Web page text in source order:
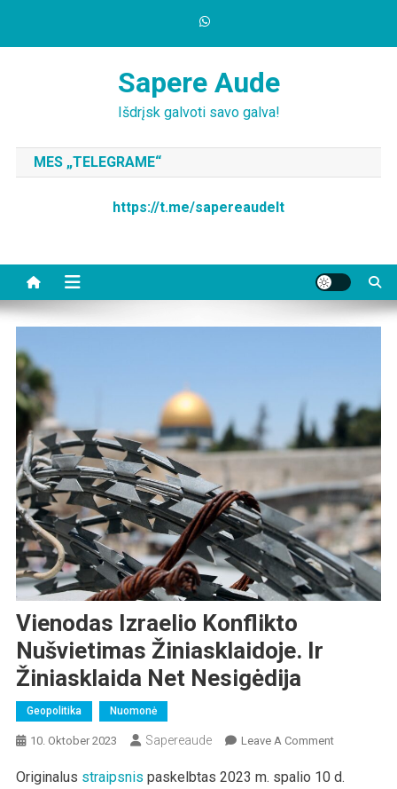
Sapere Aude
Išdrįsk galvoti savo galva!
MES „TELEGRAME“
https://t.me/sapereaudelt
Vienodas Izraelio Konflikto
Nušvietimas Žiniasklaidoje. Ir
Žiniasklaida Net Nesigėdija
Geopolitika Nuomonė
10. Oktober 2023 Sapereaude Leave A CommentOn
Izraelio
Originalus straipsnis paskelbtas 2023 m. spalio 10 d.